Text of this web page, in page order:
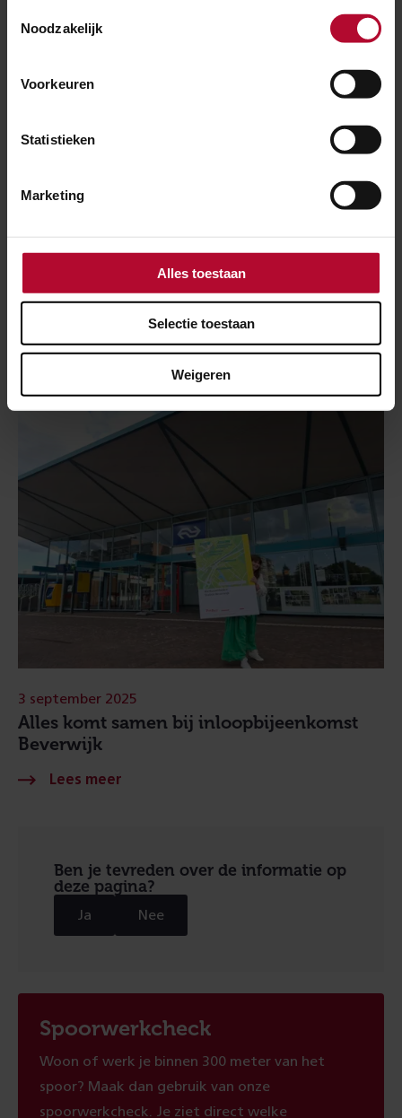
Noodzakelijk
Voorkeuren
Statistieken
Marketing
Alles toestaan
Selectie toestaan
Weigeren
Dit beleefden bezoekers tijdens de
Alles komt samen bij inloopbijeenkomst
Beverwijk
3 september 2025
Ben je tevreden over de informatie op
deze pagina?
Ja Nee
Spoorwerkcheck
Woon of werk je binnen 300 meter van het
spoor? Maak dan gebruik van onze
spoorwerkcheck. Je ziet direct welke